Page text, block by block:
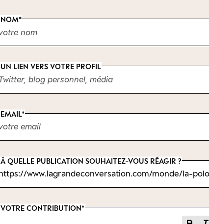
NOM
UN LIEN VERS VOTRE PROFIL
EMAIL
À QUELLE PUBLICATION SOUHAITEZ-VOUS RÉAGIR ?
VOTRE CONTRIBUTION